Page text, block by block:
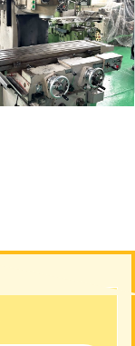
山崎技研
式YZ-75
式1992